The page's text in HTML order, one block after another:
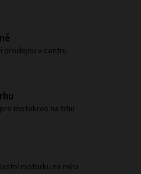
prodejnu v centru
motokros na trhu
motorku na míru